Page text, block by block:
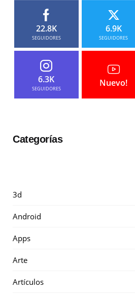
22.8K
SEGUIDORES
6.9K
SEGUIDORES
6.3K
SEGUIDORES
Nuevo!
Categorías
3d
Android
Apps
Arte
Artículos